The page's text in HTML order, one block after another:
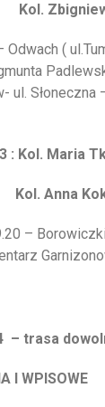
Odwach (
ul.
: Kol. Maria
–
– trasa
I WPISOWE